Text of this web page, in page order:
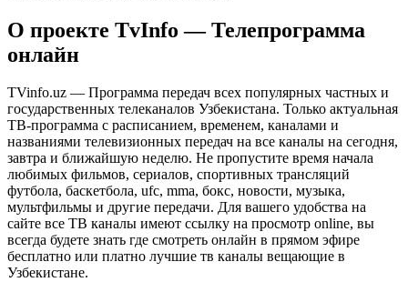
О проекте TvInfo — Телепрограмма
онлайн
TVinfo.uz — Программа передач всех популярных частных и
государственных телеканалов Узбекистана. Только актуальная
ТВ-программа с расписанием, временем, каналами и
названиями телевизионных передач на все каналы на сегодня,
завтра и ближайшую неделю. Не пропустите время начала
любимых фильмов, сериалов, спортивных трансляций
футбола, баскетбола, ufc, mma, бокс, новости, музыка,
мультфильмы и другие передачи. Для вашего удобства на
сайте все ТВ каналы имеют ссылку на просмотр online, вы
всегда будете знать где смотреть онлайн в прямом эфире
бесплатно или платно лучшие тв каналы вещающие в
Узбекистане.